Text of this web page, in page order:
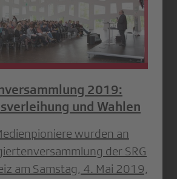
2019:
und Wahlen
wurden an
der SRG
am Samstag, 4. Mai 2019,